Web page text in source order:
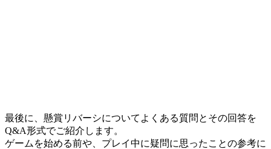
最後に、懸賞リバーシについてよくある質問とその回答を
Q&A形式でご紹介します。
ゲームを始める前や、プレイ中に疑問に思ったことの参考に